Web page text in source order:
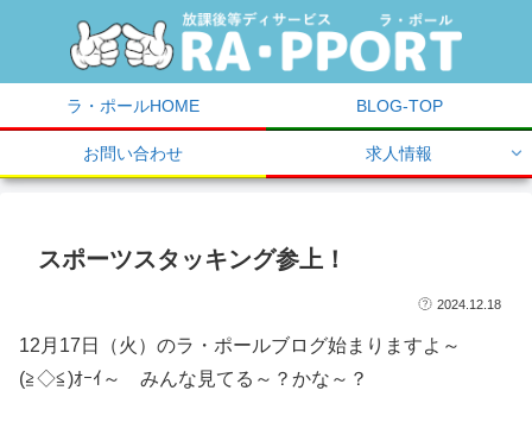
ラ・ポールHOME BLOG-TOP
お問い合わせ 求人情報
スポーツスタッキング参上！
2024.12.18
12月17日（火）のラ・ポールブログ始まりますよ～
(≧◇≦)ｵｰｲ～ みんな見てる～？かな～？